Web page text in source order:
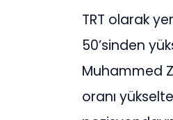
TRT olarak
50’sinden
Muhammed
oranı